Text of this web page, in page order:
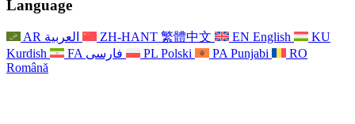
Procesul de feedback al familiei
Buletine informative
Renunțare
Evenimente
Sprijin psihologic pentru familii
Actualizări pentru familii
Evenimente
For Staff
Sprijin pentru personal
Vocile personalului
For Families
Actualizări pentru familii
Evenimente
For Staff
Raportul final al evaluării independente
Primul raport al evaluării independente
For Families
Actualizări
Nottingham
Serviciul de asistență psihologică familială
Sprijin în caz de criză în domeniul sănătății mintale
Servicii regionale Nottingham
National
Sepsis Charities
Language
AR العربية ZH-HANT 繁體中文 EN English
KU
Kurdish
FA فارسی PL Polski PA Punjabi
RO
Română